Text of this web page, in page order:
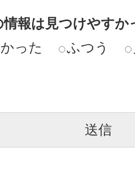
情報は見つけやすか
った
ふつう